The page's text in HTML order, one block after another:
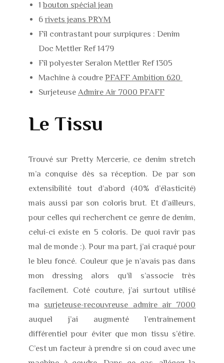
1bouton spécial jean
6rivets jeans PRYM
Fil contrastant pour surpiqures : Denim
Doc Mettler Ref 1479
Fil polyester Seralon Mettler Ref 1305
Machine à coudre PFAFF Ambition 620
Surjeteuse Admire Air 7000 PFAFF
Le Tissu
Trouvé sur Pretty Mercerie, ce denim stretch
m’a conquise dès sa réception. De par son
extensibilité tout d’abord (40% d’élasticité)
mais aussi par son coloris brut. Et d’ailleurs,
pour celles qui recherchent ce genre de denim,
celui-ci existe en 5 coloris. De quoi ravir pas
mal de monde :). Pour ma part, j’ai craqué pour
le bleu foncé. Couleur que je n’avais pas dans
mon dressing alors qu’il s’associe très
facilement. Coté couture, j’ai surtout utilisé
ma surjeteuse-recouvreuse admire air 7000
auquel j’ai augmenté l’entrainement
différentiel pour éviter que mon tissu s’étire.
C’est un facteur à prendre si on coud avec une